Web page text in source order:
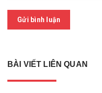
Gửi bình luận
BÀI VIẾT LIÊN QUAN